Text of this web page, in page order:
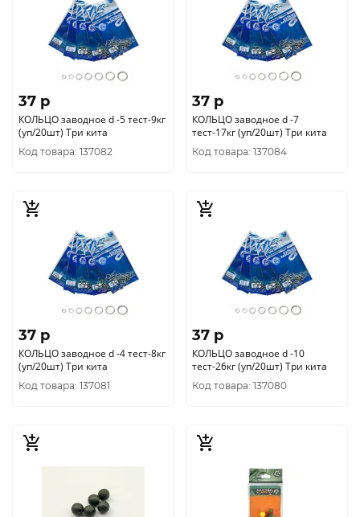
37 p
КОЛЬЦО заводное d -5 тест-9кг
(уп/20шт) Три кита
Код товара: 137082
37 p
КОЛЬЦО заводное d -7
тест-17кг (уп/20шт) Три кита
Код товара: 137084
37 p
КОЛЬЦО заводное d -4 тест-8кг
(уп/20шт) Три кита
Код товара: 137081
37 p
КОЛЬЦО заводное d -10
тест-26кг (уп/20шт) Три кита
Код товара: 137080